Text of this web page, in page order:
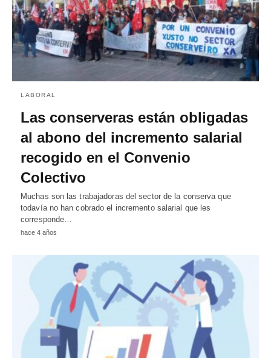
LABORAL
Las conserveras están obligadas
al abono del incremento salarial
recogido en el Convenio
Colectivo
Muchas son las trabajadoras del sector de la conserva que
todavía no han cobrado el incremento salarial que les
corresponde…
hace 4 años